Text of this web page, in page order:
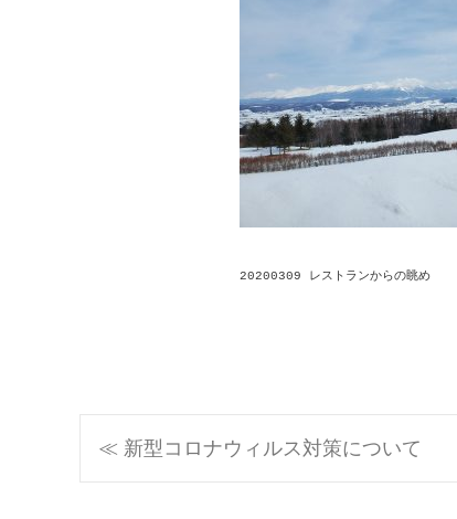
20200309 レストランからの眺め
投
≪ 新型コロナウィルス対策について